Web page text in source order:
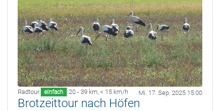
Radtour einfach 20 - 39 km, < 15 km/h Mi. 17. Sep. 2025 15:00
Brotzeittour nach Höfen